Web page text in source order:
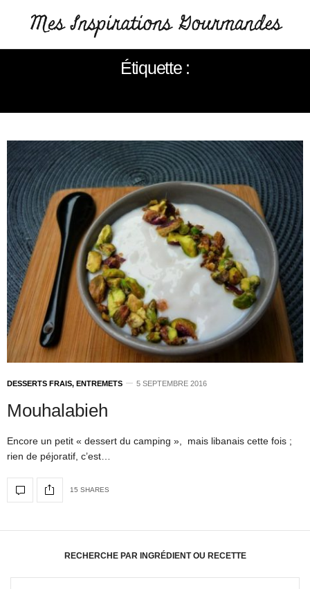
Étiquette :
DESSERTS FRAIS, ENTREMETS 5 SEPTEMBRE 2016
Mouhalabieh
Encore un petit « dessert du camping », mais libanais cette fois ;
rien de péjoratif, c’est…
15 SHARES
RECHERCHE PAR INGRÉDIENT OU RECETTE